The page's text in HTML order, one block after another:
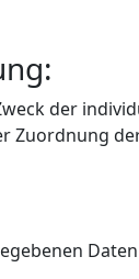
der
Zuordnung